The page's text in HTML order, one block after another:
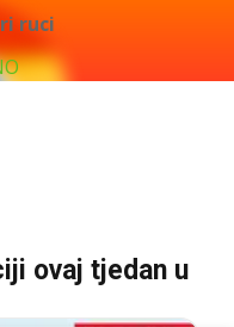
ruci
ovaj tjedan u